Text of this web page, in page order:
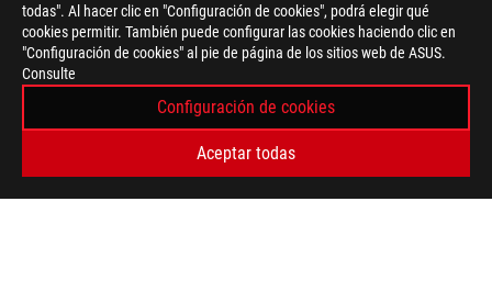
todas". Al hacer clic en "Configuración de cookies", podrá elegir qué
cookies permitir. También puede configurar las cookies haciendo clic en
"Configuración de cookies" al pie de página de los sitios web de ASUS.
Consulte
Configuración de cookies
Aceptar todas
OBTÉN LAS ÚLTIMAS OFERTAS Y MÁS